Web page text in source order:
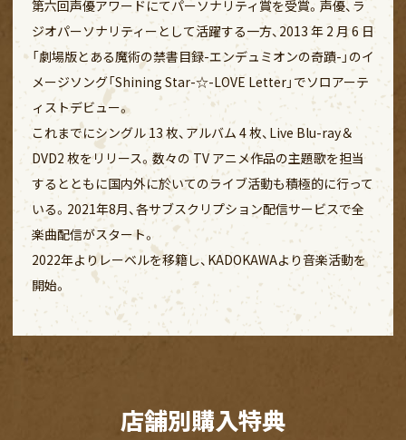
第六回声優アワードにてパーソナリティ賞を受賞。声優、ラ
ジオパーソナリティーとして活躍する一方、2013 年 2 月 6 日
「劇場版とある魔術の禁書目録-エンデュミオンの奇蹟-」のイ
メージソング「Shining Star-☆-LOVE Letter」でソロアーテ
ィストデビュー。
これまでにシングル 13 枚、アルバム 4 枚、Live Blu-ray＆
DVD2 枚をリリース。数々の TV アニメ作品の主題歌を担当
するとともに国内外に於いてのライブ活動も積極的に行って
いる。2021年8月、各サブスクリプション配信サービスで全
楽曲配信がスタート。
2022年よりレーベルを移籍し、KADOKAWAより音楽活動を
開始。
店舗別購入特典